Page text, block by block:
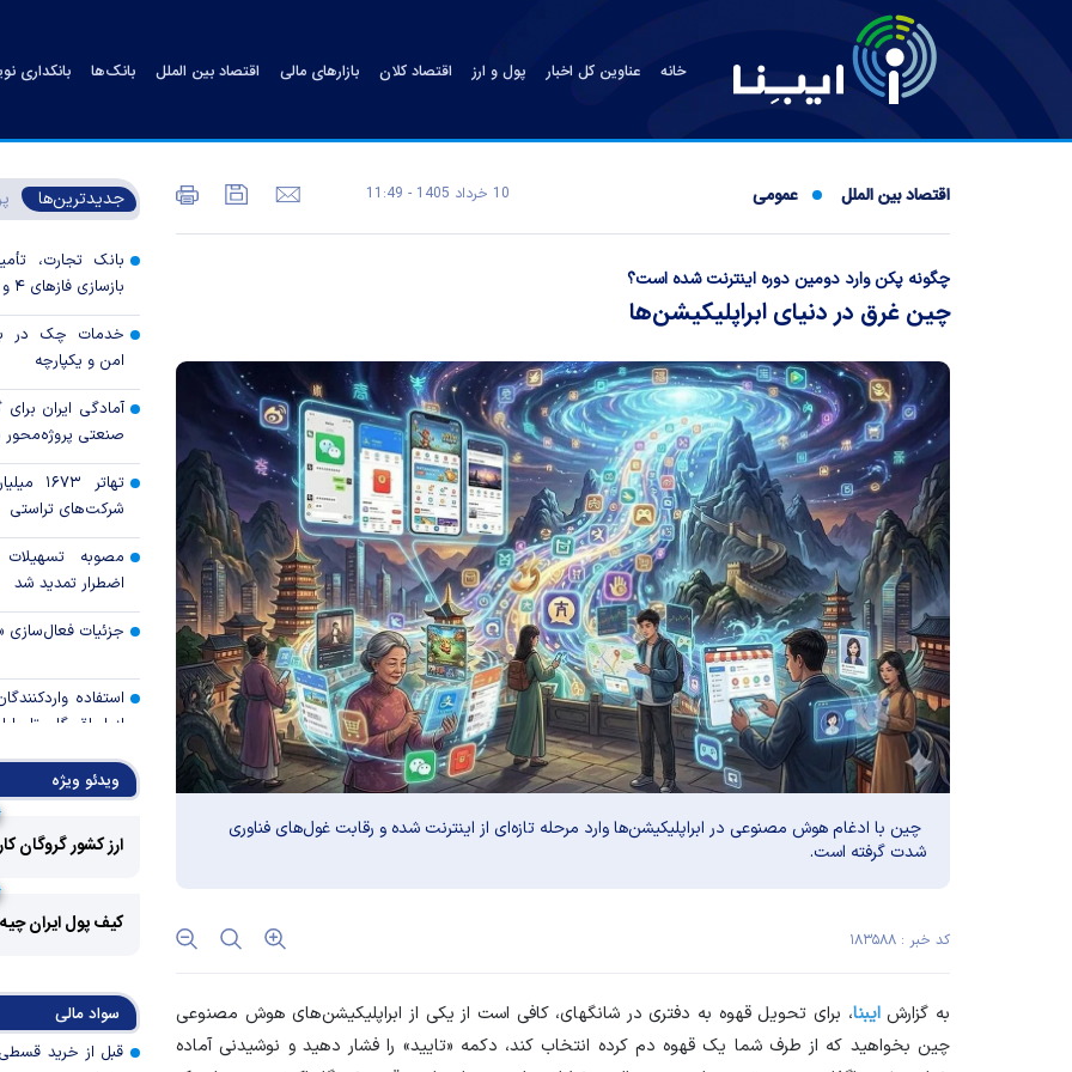
خانه عناوین کل اخبار پول و ارز اقتصاد کلان بازارهای مالی اقتصاد بین الملل بانک‌ها بانکداری
اقتصاد بین الملل عمومی 10 خرداد 1405 - 11:49
چگونه پکن وارد دومین دوره اینترنت شده است؟
چین غرق در دنیای ابراپلیکیشن‌ها
‌ چین با ادغام هوش مصنوعی در ابراپلیکیشن‌ها وارد مرحله تازه‌ای از اینترنت شده و رقابت غول‌های فناوری
شدت گرفته است.
کد خبر : ۱۸۳۵۸۸
به گزارشایبنا، برای تحویل قهوه به دفتری در شانگهای، کافی است از یکی از ابراپلیکیشن‌های هوش مصنوعی
چین بخواهید که از طرف شما یک قهوه دم کرده انتخاب کند، دکمه «تایید» را فشار دهید و نوشیدنی آماده
جدیدترین‌ها
بانک تجارت،
بازسازی فاز‌های ۴ و ۵ پارس جنوبی
خدمات چک در
امن و یکپارچه
آمادگی ایران
صنعتی
تهاتر
شرکت‌های تراستی
مصوبه
اضطرار تمدید شد
جزئیات فعال‌سازی
استفاده
رالی وال‌استریت،
جهان با
پروژه‌ها در اولویت
اولویت‌های
اقتصاد جنگی
ویدئو ویژه
ارز کشور گروگان
کیف پول ایران
سواد مالی